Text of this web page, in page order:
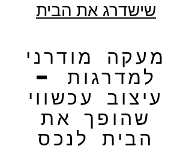
שישדרג את הבית
מעקה מודרני
למדרגות –
עיצוב עכשווי
שהופך את
הבית לנכס